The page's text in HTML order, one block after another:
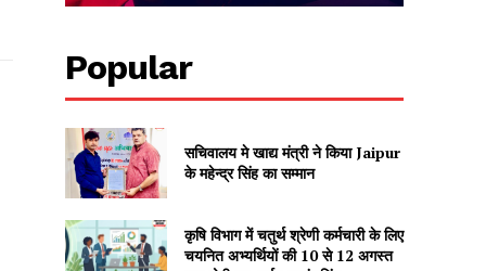
Popular
सचिवालय मे खाद्य मंत्री ने किया Jaipur
के महेन्द्र सिंह का सम्मान
कृषि विभाग में चतुर्थ श्रेणी कर्मचारी के लिए
चयनित अभ्यर्थियों की 10 से 12 अगस्त